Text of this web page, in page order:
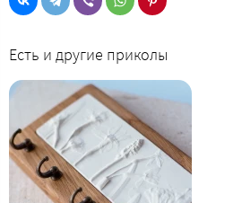
Есть и другие приколы